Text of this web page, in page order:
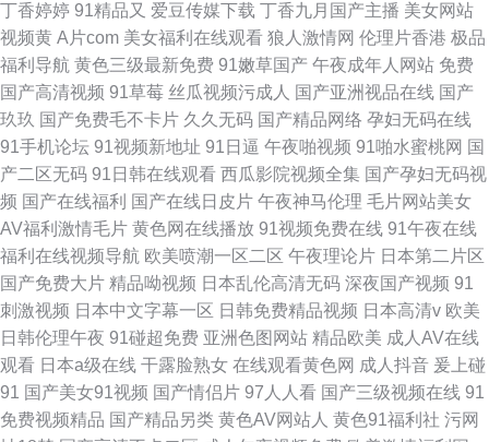
丁香婷婷 91精品又 爱豆传媒下载 丁香九月国产主播 美女网站
视频黄 A片com 美女福利在线观看 狼人激情网 伦理片香港 极品
福利导航 黄色三级最新免费 91嫩草国产 午夜成年人网站 免费
国产高清视频 91草莓 丝瓜视频污成人 国产亚洲视品在线 国产
玖玖 国产免费毛不卡片 久久无码 国产精品网络 孕妇无码在线
91手机论坛 91视频新地址 91日逼 午夜啪视频 91啪水蜜桃网 国
产二区无码 91日韩在线观看 西瓜影院视频全集 国产孕妇无码视
频 国产在线福利 国产在线日皮片 午夜神马伦理 毛片网站美女
AV福利激情毛片 黄色网在线播放 91视频免费在线 91午夜在线
福利在线视频导航 欧美喷潮一区二区 午夜理论片 日本第二片区
国产免费大片 精品呦视频 日本乱伦高清无码 深夜国产视频 91
刺激视频 日本中文字幕一区 日韩免费精品视频 日本高清v 欧美
日韩伦理午夜 91碰超免费 亚洲色图网站 精品欧美 成人AV在线
观看 日本a级在线 干露脸熟女 在线观看黄色网 成人抖音 爰上碰
91 国产美女91视频 国产情侣片 97人人看 国产三级视频在线 91
免费视频精品 国产精品另类 黄色AV网站人 黄色91福利社 污网